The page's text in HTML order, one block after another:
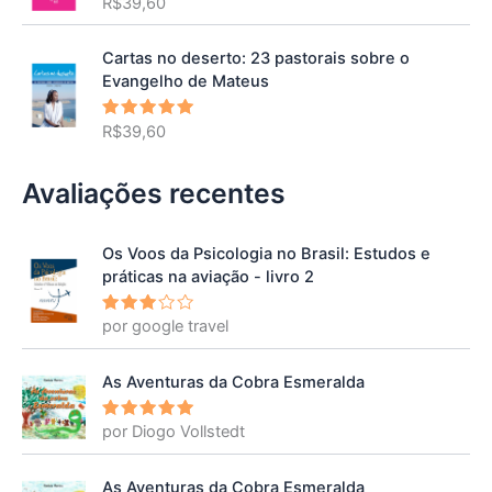
de 5
Cartas no deserto: 23 pastorais sobre o
Evangelho de Mateus
Avaliação
de 5
R$39,60
Avaliações recentes
Os Voos da Psicologia no Brasil: Estudos e
práticas na aviação - livro 2
Avalia
ção3
por google travel
As Aventuras da Cobra Esmeralda
Avaliação
5
por Diogo Vollstedt
As Aventuras da Cobra Esmeralda